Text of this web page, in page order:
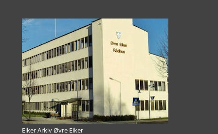
Eiker Arkiv Øvre Eiker